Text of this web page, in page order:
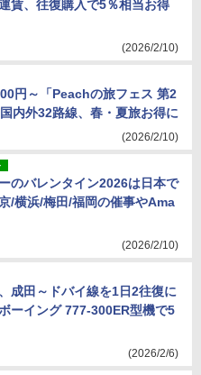
賃、往復購入で5％相当お得
(2026/2/10)
円～「Peachの旅フェス 第2
内外32路線、春・夏旅お得に
(2026/2/10)
のバレンタイン2026は日本で
/横浜/梅田/福岡の催事やAma
(2026/2/10)
成田～ドバイ線を1日2往復に
ーイング 777-300ER型機で5
(2026/2/6)